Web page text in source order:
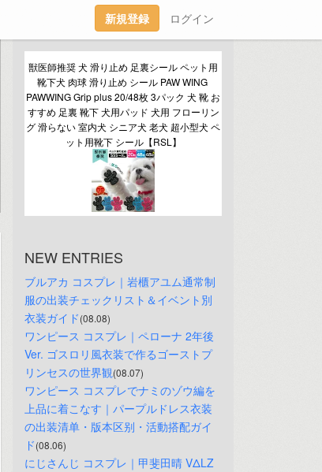
新規登録 ログイン
獣医師推奨 犬 滑り止め 足裏シール ペット用
靴下犬 肉球 滑り止め シール PAW WING
PAWWING Grip plus 20/48枚 3パック 犬 靴 お
すすめ 足裏 靴下 犬用パッド 犬用 フローリン
グ 滑らない 室内犬 シニア犬 老犬 超小型犬 ペ
ット用靴下 シール【RSL】
NEW ENTRIES
ブルアカ コスプレ｜岩櫃アユム通常制
服の出装チェックリスト＆イベント別
衣装ガイド(08.08)
ワンピース コスプレ｜ペローナ 2年後
Ver. ゴスロリ風衣装で作るゴーストプ
リンセスの世界観(08.07)
ワンピース コスプレでナミのゾウ編を
上品に着こなす｜パープルドレス衣装
の出装清单・版本区别・活動搭配ガイ
ド(08.06)
にじさんじ コスプレ｜甲斐田晴 VΔLZ